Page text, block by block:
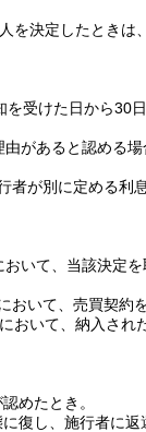
を決定したときは
を受けた日から30
があると認める
が別に定める利
いて、当該決定
おいて、売買契約
おいて、納入され
めたとき。
復し、施行者に返